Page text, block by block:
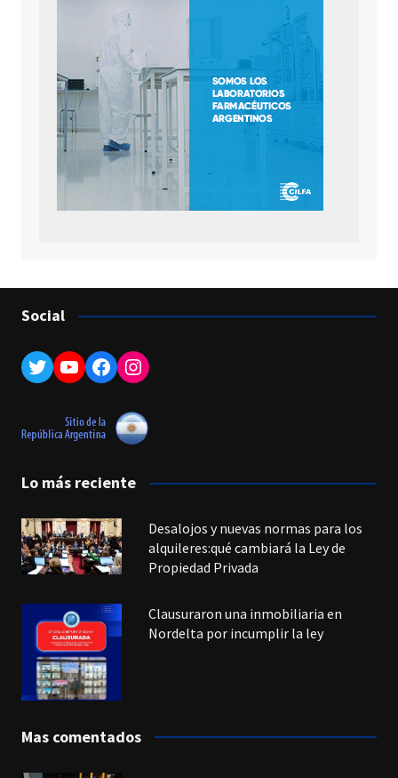
Social
Twitter
YouTube
Facebook
Instagram
Lo más reciente
Desalojos y nuevas normas para los
alquileres:qué cambiará la Ley de
Propiedad Privada
Clausuraron una inmobiliaria en
Nordelta por incumplir la ley
Mas comentados